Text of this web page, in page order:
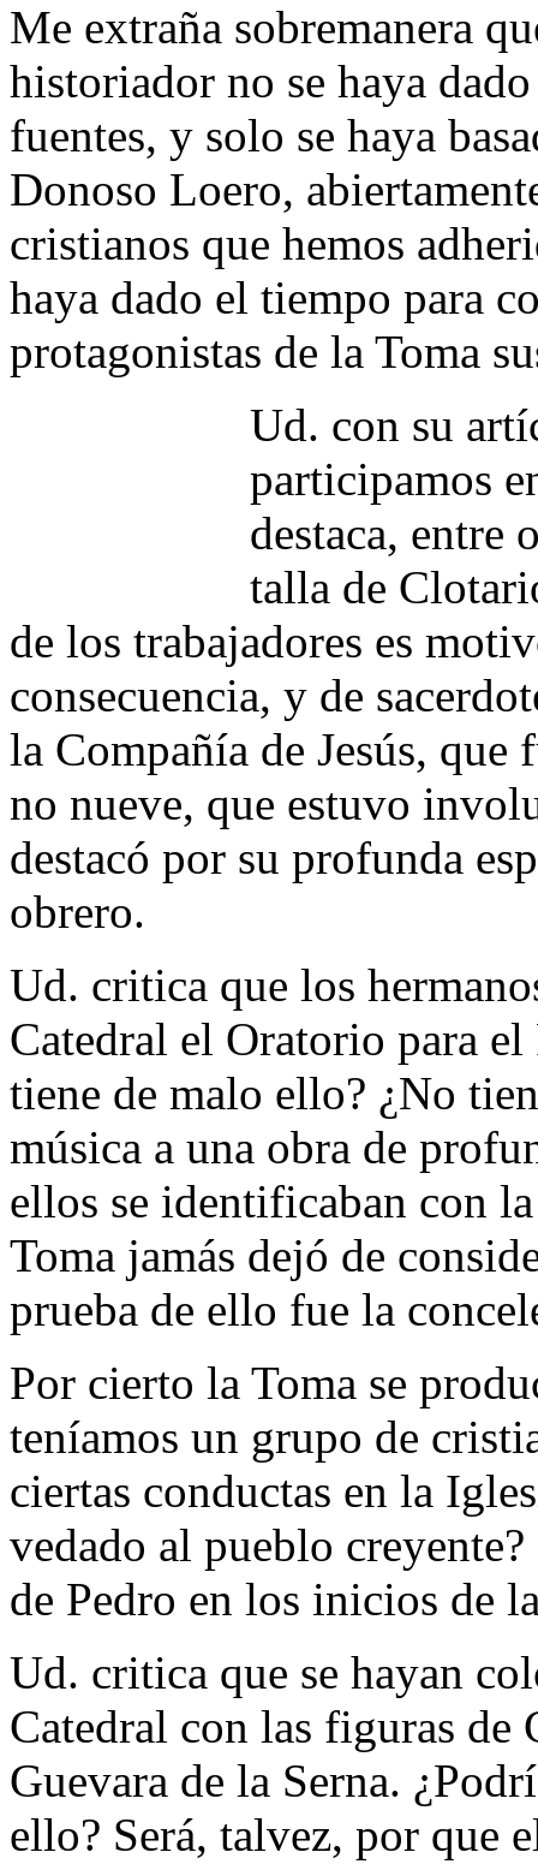
Me extraña sobremanera
historiador no se haya
fuentes, y solo se haya
Donoso Loero,
cristianos que hemos
haya dado el tiempo para
protagonistas de la Toma
Ud. con su
participamos
destaca, entre
talla de
de los trabajadores es
consecuencia, y de
la Compañía de Jesús, que
no nueve, que estuvo
destacó por su profunda
obrero.
Ud. critica que los
Catedral el Oratorio para
tiene de malo ello? ¿No
música a una obra de
ellos se identificaban con
Toma jamás dejó de
prueba de ello fue la
Por cierto la Toma se
teníamos un grupo de
ciertas conductas en la
vedado al pueblo
de Pedro en los inicios de
Ud. critica que se hayan
Catedral con las figuras de
Guevara de la Serna.
ello? Será, talvez, por que